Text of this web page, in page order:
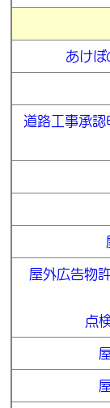
あけ
道路工事承認
屋外広告物
点